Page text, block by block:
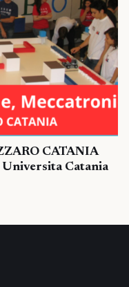
CATANIA
Catania